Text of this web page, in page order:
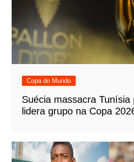
Copa do Mundo
Suécia massacra Tunísia
lidera grupo na Copa